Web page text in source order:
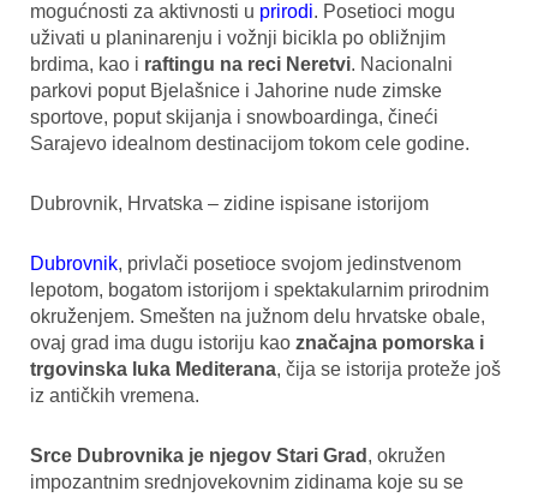
mogućnosti za aktivnosti u prirodi. Posetioci mogu
uživati u planinarenju i vožnji bicikla po obližnjim
brdima, kao i raftingu na reci Neretvi. Nacionalni
parkovi poput Bjelašnice i Jahorine nude zimske
sportove, poput skijanja i snowboardinga, čineći
Sarajevo idealnom destinacijom tokom cele godine.
Dubrovnik, Hrvatska – zidine ispisane istorijom
Dubrovnik, privlači posetioce svojom jedinstvenom
lepotom, bogatom istorijom i spektakularnim prirodnim
okruženjem. Smešten na južnom delu hrvatske obale,
ovaj grad ima dugu istoriju kao značajna pomorska i
trgovinska luka Mediterana, čija se istorija proteže još
iz antičkih vremena.
Srce Dubrovnika je njegov Stari Grad , okružen
impozantnim srednjovekovnim zidinama koje su se